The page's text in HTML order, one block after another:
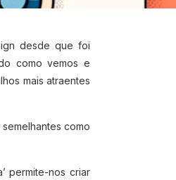
desde que foi
como vemos e
mais atraentes
como
permite-nos criar